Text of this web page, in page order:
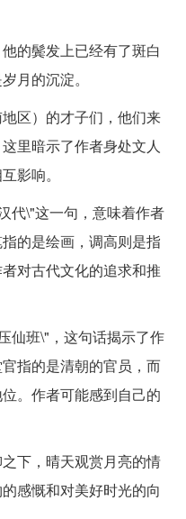
的鬓发上已经有了斑白
月的沉淀。
区）的才子们，他们来
里暗示了作者身处文人
影响。
代\"这一句，意味着作者
的是绘画，调高则是指
对古代文化的追求和推
仙班\"，这句话揭示了作
指的是清朝的官员，而
。作者可能感到自己的
下，晴天观赏月亮的情
感慨和对美好时光的向